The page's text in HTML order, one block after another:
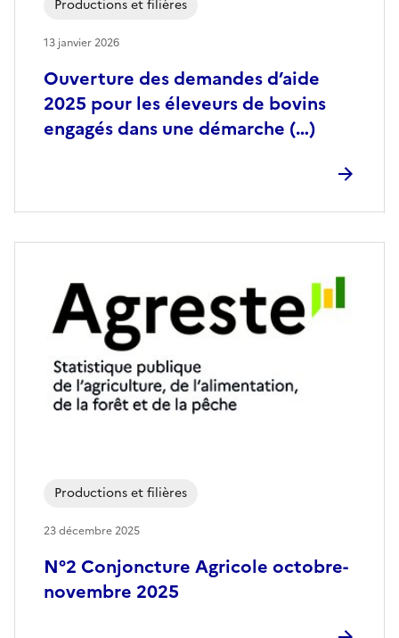
Ouverture des demandes d’aide
2025 pour les éleveurs de bovins
engagés dans une démarche (…)
Productions et filières
13 janvier 2026
N°2 Conjoncture Agricole octobre-
novembre 2025
Productions et filières
23 décembre 2025